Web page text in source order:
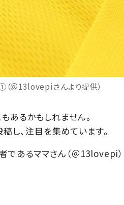
＠13lovepiさんより提供）
あるかもしれません。
し、注目を集めています。
であるママさん（＠13lovepi